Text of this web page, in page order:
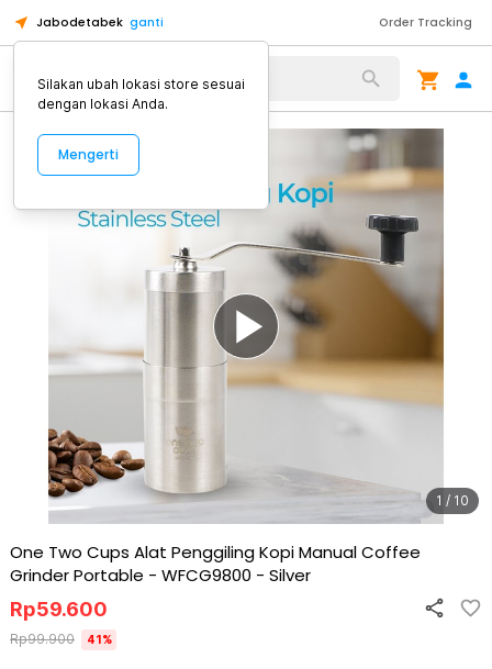
Jabodetabek ganti Order Tracking
Alat Kopi
1 / 10
One Two Cups Alat Penggiling Kopi Manual Coffee
Grinder Portable - WFCG9800 - Silver
Rp59.600
Rp99.900 41%
Silakan ubah lokasi store sesuai
dengan lokasi Anda.
Mengerti